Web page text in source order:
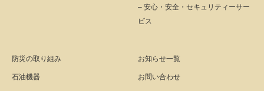
– 安心・安全・セキュリティーサー
ビス
防災の取り組み
石油機器
お知らせ一覧
お問い合わせ